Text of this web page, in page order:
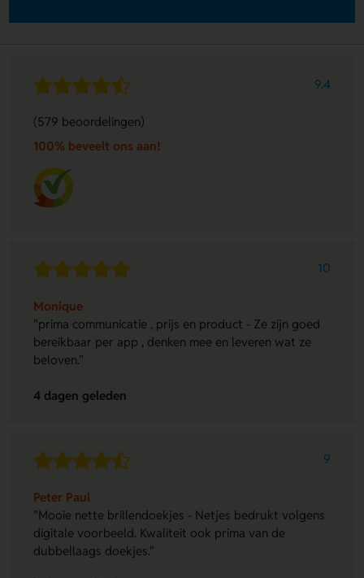
9.4
(579 beoordelingen)
100% beveelt ons aan!
10
Monique
"prima communicatie , prijs en product - Ze zijn goed
bereikbaar per app , denken mee en leveren wat ze
beloven."
4 dagen geleden
9
Peter Paul
"Mooie nette brillendoekjes - Netjes bedrukt volgens
digitale voorbeeld. Kwaliteit ook prima van de
dubbellaags doekjes."